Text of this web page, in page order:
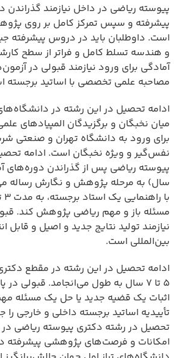
پیوسته ریاضی در داخل نیازمند
پیشرفته و سپس تمرکز کامل بر روی
است. داوطلبان باید در دروس پیشرفته
و هندسه تسلط کامل و فراتر از سطح
آمادگی برای ورود نیازمند قبولی در
مصاحبه علمی تخصصی با اساتید برجسته
ادامه تحصیل در این رشته در
میان نخبگان و برگزیدگان المپیادهای
برای ورود به دانشگاه تهران و صنعتی
نفس‌گیر و ویژه نخبگان است. ادامه
سال) به مرحله پژوهش و نگارش رساله
مسئله باز و مهم ریاضی پژوهش کند.
نیازمند تولید نتایج جدید و اصیل و قابل
بین‌المللی است.
ادامه تحصیل در این رشته در مقطع
۵ تا ۷ سال به طول می‌انجامد. قبولی در
اثبات یک قضیه جدید یا حل یک مسئله
تأییدیه اساتید برجسته داخلی و خارجی را
تحصیل در رشته دکتری پیوسته ریاضی
امکانات و فرصت‌های پژوهشی پیشرفته